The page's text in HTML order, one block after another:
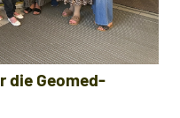
die Geomed-